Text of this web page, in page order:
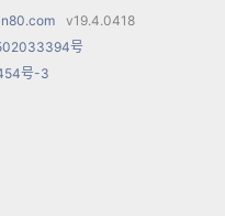
历佐证说自己在海外
品曾占据了很重要的
v19.4.0418
号
号-3